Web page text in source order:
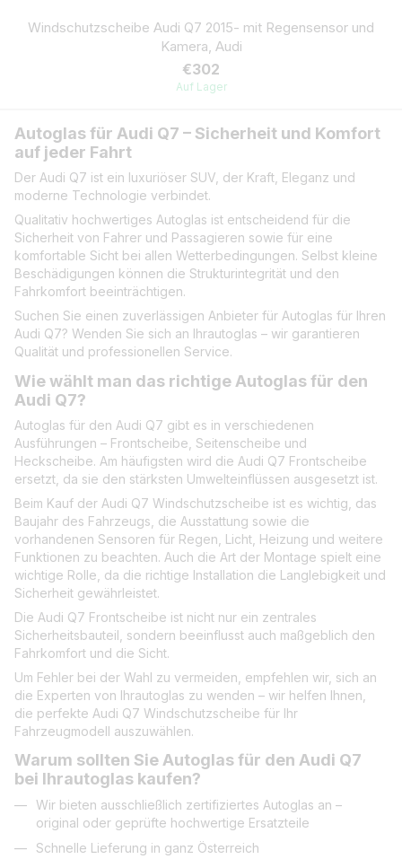
Windschutzscheibe Audi Q7 2015- mit Regensensor und
Kamera, Audi
€302
Auf Lager
Autoglas für Audi Q7 – Sicherheit und Komfort
auf jeder Fahrt
Der Audi Q7 ist ein luxuriöser SUV, der Kraft, Eleganz und
moderne Technologie verbindet.
Qualitativ hochwertiges Autoglas ist entscheidend für die
Sicherheit von Fahrer und Passagieren sowie für eine
komfortable Sicht bei allen Wetterbedingungen. Selbst kleine
Beschädigungen können die Strukturintegrität und den
Fahrkomfort beeinträchtigen.
Suchen Sie einen zuverlässigen Anbieter für Autoglas für Ihren
Audi Q7? Wenden Sie sich an Ihrautoglas – wir garantieren
Qualität und professionellen Service.
Wie wählt man das richtige Autoglas für den
Audi Q7?
Autoglas für den Audi Q7 gibt es in verschiedenen
Ausführungen – Frontscheibe, Seitenscheibe und
Heckscheibe. Am häufigsten wird die Audi Q7 Frontscheibe
ersetzt, da sie den stärksten Umwelteinflüssen ausgesetzt ist.
Beim Kauf der Audi Q7 Windschutzscheibe ist es wichtig, das
Baujahr des Fahrzeugs, die Ausstattung sowie die
vorhandenen Sensoren für Regen, Licht, Heizung und weitere
Funktionen zu beachten. Auch die Art der Montage spielt eine
wichtige Rolle, da die richtige Installation die Langlebigkeit und
Sicherheit gewährleistet.
Die Audi Q7 Frontscheibe ist nicht nur ein zentrales
Sicherheitsbauteil, sondern beeinflusst auch maßgeblich den
Fahrkomfort und die Sicht.
Um Fehler bei der Wahl zu vermeiden, empfehlen wir, sich an
die Experten von Ihrautoglas zu wenden – wir helfen Ihnen,
die perfekte Audi Q7 Windschutzscheibe für Ihr
Fahrzeugmodell auszuwählen.
Warum sollten Sie Autoglas für den Audi Q7
bei Ihrautoglas kaufen?
Wir bieten ausschließlich zertifiziertes Autoglas an –
original oder geprüfte hochwertige Ersatzteile
Schnelle Lieferung in ganz Österreich